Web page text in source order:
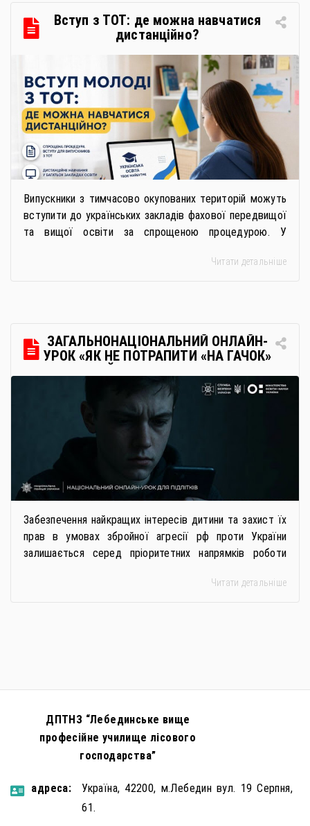
Вступ з ТОТ: де можна навчатися
дистанційно?
Випускники з тимчасово окупованих територій можуть
вступити до українських закладів фахової передвищої
та вищої освіти за спрощеною процедурою. У
дистанційне навчання, що дає можливість здобувати
передбачає: Скористатися цією процедурою […]
Читати детальніше
ЗАГАЛЬНОНАЦІОНАЛЬНИЙ ОНЛАЙН-
УРОК «ЯК НЕ ПОТРАПИТИ «НА ГАЧОК»
РОСІЙСЬКИХ СПЕЦСЛУЖБ
Забезпечення найкращих інтересів дитини та захист їх
прав в умовах збройної агресії рф проти України
залишається серед пріоритетних напрямків роботи
застосовується метод використання дітей у
Читати детальніше
ДПТНЗ “Лебединське вище
професійне училище лісового
господарства”
aдресa:
Україна, 42200, м.Лебедин вул. 19 Серпня,
61.